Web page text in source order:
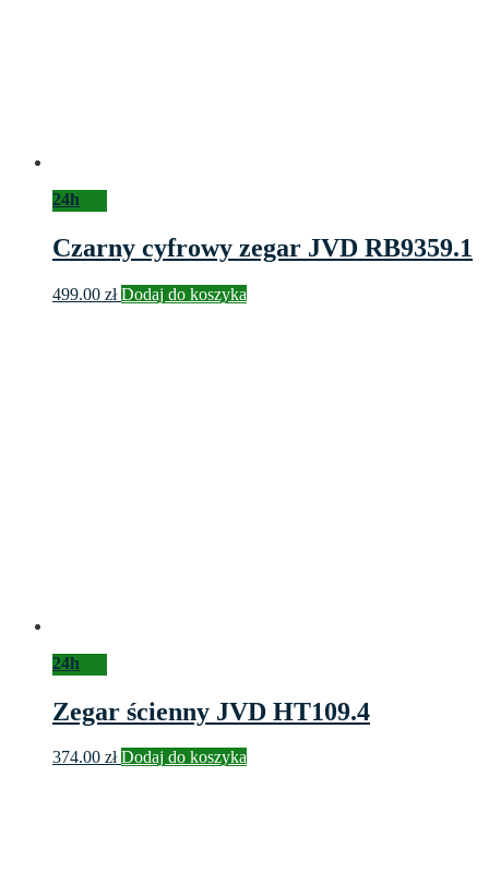
24h
Czarny cyfrowy zegar JVD RB9359.1
499.00 zł Dodaj do koszyka
24h
Zegar ścienny JVD HT109.4
374.00 zł Dodaj do koszyka